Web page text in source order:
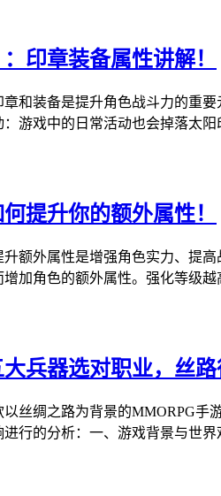
印章装备属性讲解！
和装备是提升角色战斗力的重
游戏中的日常活动也会掉落太
提升你的额外属性！
额外属性是增强角色实力、提
加角色的额外属性。强化等级
兵器选对职业，丝路
以丝绸之路为背景的MMORPG
行的分析：一、游戏背景与世